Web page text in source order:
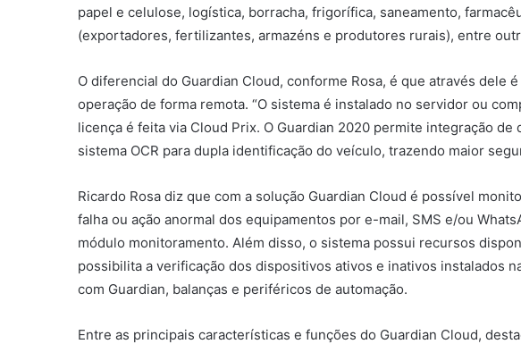
papel e celulose, logística, borracha, frigorífica, saneamento,
(exportadores, fertilizantes, armazéns e produtores rurais), entre
O diferencial do Guardian Cloud, conforme Rosa, é que através dele
operação de forma remota. “O sistema é instalado no servidor ou
licença é feita via Cloud Prix. O Guardian 2020 permite integração
sistema OCR para dupla identificação do veículo, trazendo maior
Ricardo Rosa diz que com a solução Guardian Cloud é possível
falha ou ação anormal dos equipamentos por e-mail, SMS e/ou
módulo monitoramento. Além disso, o sistema possui recursos
possibilita a verificação dos dispositivos ativos e inativos instalados
com Guardian, balanças e periféricos de automação.
Entre as principais características e funções do Guardian Cloud,